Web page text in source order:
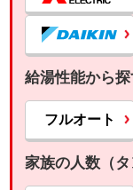
給湯性能から
フルオート
家族の人数（